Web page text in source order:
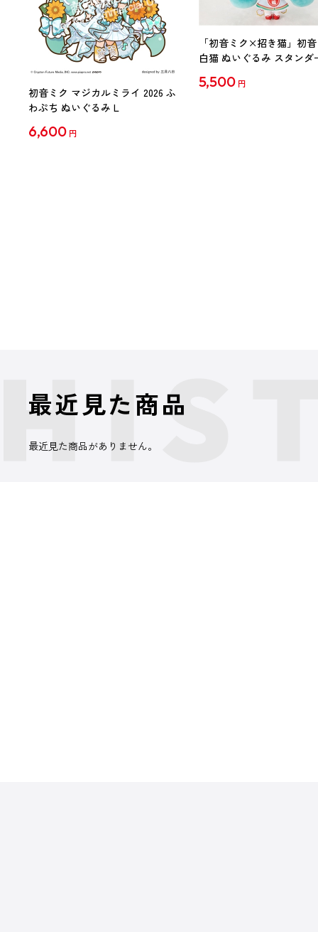
初音ミク マジカルミライ 2026 ふ
わぷち ぬいぐるみ L
6,600 円
「初音ミク×招き猫」初
白猫 ぬいぐるみ スタンダ
5,500 円
最近見た商品
最近見た商品がありません。